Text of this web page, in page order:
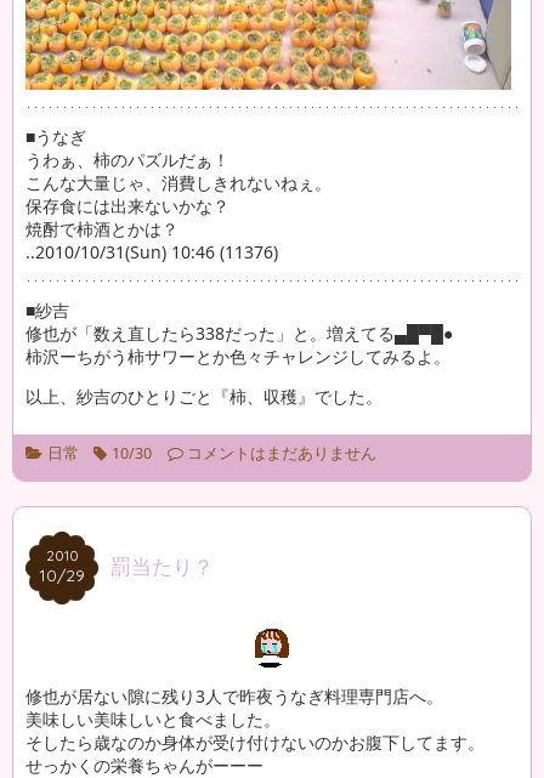
■うなぎ
うわぁ、柿のパズルだぁ！
こんな大量じゃ、消費しきれないねぇ。
保存食には出来ないかな？
焼酎で柿酒とかは？
..2010/10/31(Sun) 10:46 (11376)
■紗吉
修也が「数え直したら338だった」と。増えてる▄█▀█●
柿沢ーちがう柿サワーとか色々チャレンジしてみるよ。
以上、紗吉のひとりごと『柿、収穫』でした。
日常 10/30 コメントはまだありません
2010
10/29
2010
10/29 罰当たり？
修也が居ない隙に残り3人で昨夜うなぎ料理専門店へ。
美味しい美味しいと食べました。
そしたら歳なのか身体が受け付けないのかお腹下してます。
せっかくの栄養ちゃんがーーー